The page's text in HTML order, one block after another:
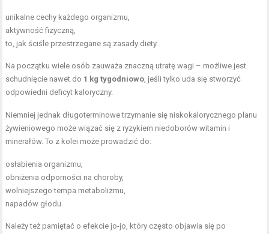
unikalne cechy każdego organizmu,
aktywność fizyczną,
to, jak ściśle przestrzegane są zasady diety.
Na początku wiele osób zauważa znaczną utratę wagi – możliwe jest
schudnięcie nawet do 1 kg tygodniowo, jeśli tylko uda się stworzyć
odpowiedni deficyt kaloryczny.
Niemniej jednak długoterminowe trzymanie się niskokalorycznego planu
żywieniowego może wiązać się z ryzykiem niedoborów witamin i
minerałów. To z kolei może prowadzić do:
osłabienia organizmu,
obniżenia odporności na choroby,
wolniejszego tempa metabolizmu,
napadów głodu.
Należy też pamiętać o efekcie jo-jo, który często objawia się po